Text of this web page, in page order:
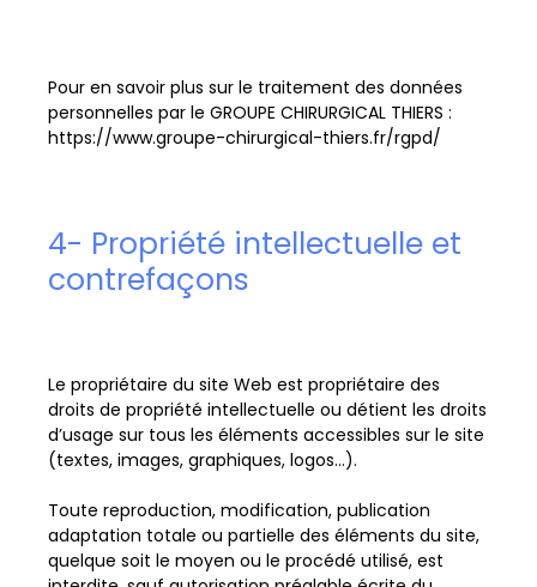
Pour en savoir plus sur le traitement des données
personnelles par le GROUPE CHIRURGICAL THIERS :
https://www.groupe-chirurgical-thiers.fr/rgpd/
4- Propriété intellectuelle et
contrefaçons
Le propriétaire du site Web est propriétaire des
droits de propriété intellectuelle ou détient les droits
d’usage sur tous les éléments accessibles sur le site
(textes, images, graphiques, logos…).
Toute reproduction, modification, publication
adaptation totale ou partielle des éléments du site,
quelque soit le moyen ou le procédé utilisé, est